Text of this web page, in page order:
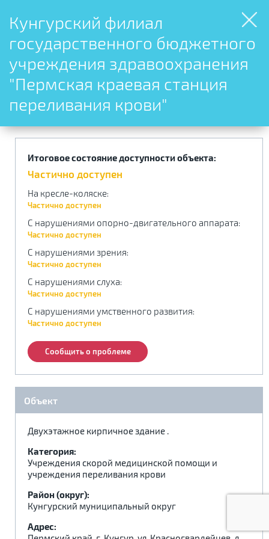
Кунгурский филиал
государственного бюджетного
учреждения здравоохранения
"Пермская краевая станция
переливания крови"
Итоговое состояние доступности объекта:
Частично доступен
На кресле-коляске:
Частично доступен
С нарушениями опорно-двигательного аппарата:
Частично доступен
С нарушениями зрения:
Частично доступен
С нарушениями слуха:
Частично доступен
С нарушениями умственного развития:
Частично доступен
Сообщить о проблеме
Объект
Двухэтажное кирпичное здание .
Категория:
Учреждения скорой медицинской помощи и
учреждения переливания крови
Район (округ):
Кунгурский муниципальный округ
Адрес: